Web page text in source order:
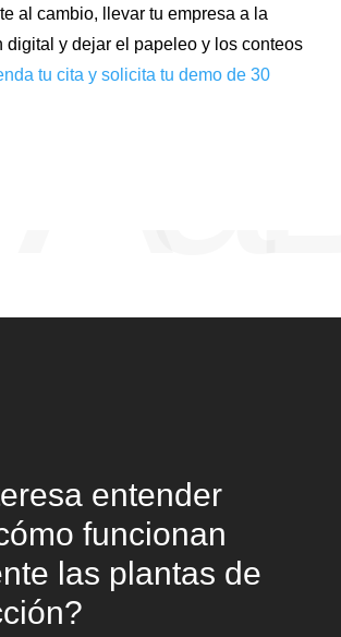
al cambio, llevar tu empresa a la
digital y dejar el papeleo y los conteos
tu cita y solicita tu demo de 30
entender
funcionan
las plantas de